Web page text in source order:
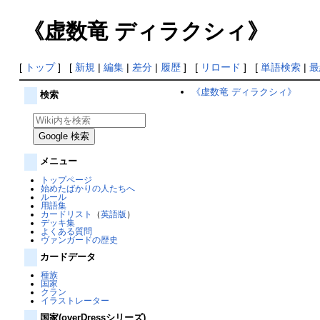
《虚数竜 ディラクシィ》
[ トップ] [ 新規 | 編集| 差分| 履歴] [ リロード ] [ 単語検索|
検索
メニュー
トップページ
始めたばかりの人たちへ
ルール
用語集
カードリスト
（英語版 ）
デッキ集
よくある質問
ヴァンガードの歴史
カードデータ
種族
国家
クラン
イラストレーター
国家(overDressシリーズ)
《虚数竜 ディラクシィ》